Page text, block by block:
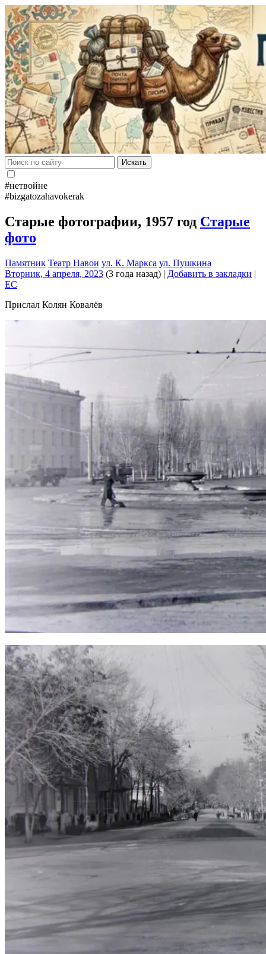
Искать
#нетвойне
#bizgatozahavokerak
Старые фотографии, 1957 год Старые
фото
Памятник Театр Навои ул. К. Маркса ул. Пушкина
Вторник, 4 апреля, 2023 (3 года назад) | Добавить в закладки |
EC
Прислал Колян Ковалёв